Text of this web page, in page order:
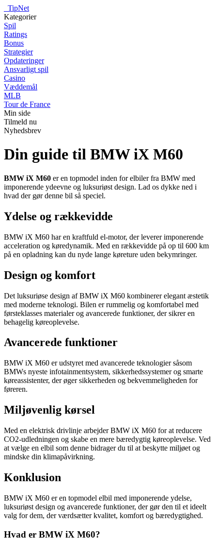
TipNet
Kategorier
Spil
Ratings
Bonus
Strategier
Opdateringer
Ansvarligt spil
Casino
Væddemål
MLB
Tour de France
Min side
Tilmeld nu
Nyhedsbrev
Din guide til BMW iX M60
BMW iX M60 er en topmodel inden for elbiler fra BMW med
imponerende ydeevne og luksuriøst design. Lad os dykke ned i
hvad der gør denne bil så speciel.
Ydelse og rækkevidde
BMW iX M60 har en kraftfuld el-motor, der leverer imponerende
acceleration og køredynamik. Med en rækkevidde på op til 600 km
på en opladning kan du nyde lange køreture uden bekymringer.
Design og komfort
Det luksuriøse design af BMW iX M60 kombinerer elegant æstetik
med moderne teknologi. Bilen er rummelig og komfortabel med
førsteklasses materialer og avancerede funktioner, der sikrer en
behagelig køreoplevelse.
Avancerede funktioner
BMW iX M60 er udstyret med avancerede teknologier såsom
BMWs nyeste infotainmentsystem, sikkerhedssystemer og smarte
køreassistenter, der øger sikkerheden og bekvemmeligheden for
føreren.
Miljøvenlig kørsel
Med en elektrisk drivlinje arbejder BMW iX M60 for at reducere
CO2-udledningen og skabe en mere bæredygtig køreoplevelse. Ved
at vælge en elbil som denne bidrager du til at beskytte miljøet og
mindske din klimapåvirkning.
Konklusion
BMW iX M60 er en topmodel elbil med imponerende ydelse,
luksuriøst design og avancerede funktioner, der gør den til et ideelt
valg for dem, der værdsætter kvalitet, komfort og bæredygtighed.
Hvad er BMW iX M60?